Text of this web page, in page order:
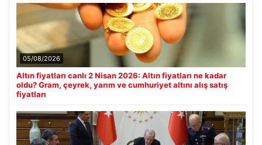
05/08/2026
Altın fiyatları canlı 2 Nisan 2026: Altın fiyatları ne kadar
oldu? Gram, çeyrek, yarım ve cumhuriyet altını alış satış
fiyatları